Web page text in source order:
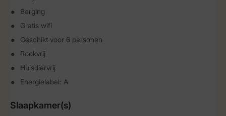
Berging
Gratis wifi
Geschikt voor 6 personen
Rookvrij
Huisdiervrij
Energielabel: A
Slaapkamer(s)